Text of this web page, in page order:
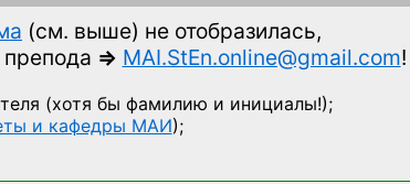
(см. выше) не отобразилась,
=> MAI.StEn.online@gmail.com!
(хотя бы фамилию и инициалы!);
и кафедры МАИ);